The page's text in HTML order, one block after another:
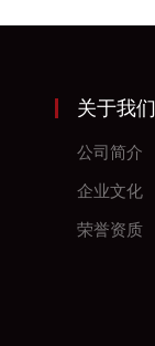
关于我们
公司简介
企业文化
荣誉资质